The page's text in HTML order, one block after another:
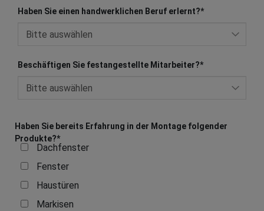
Haben Sie einen handwerklichen Beruf erlernt?*
Beschäftigen Sie festangestellte Mitarbeiter?*
Haben Sie bereits Erfahrung in der Montage folgender
Produkte?*
Dachfenster
Fenster
Haustüren
Markisen